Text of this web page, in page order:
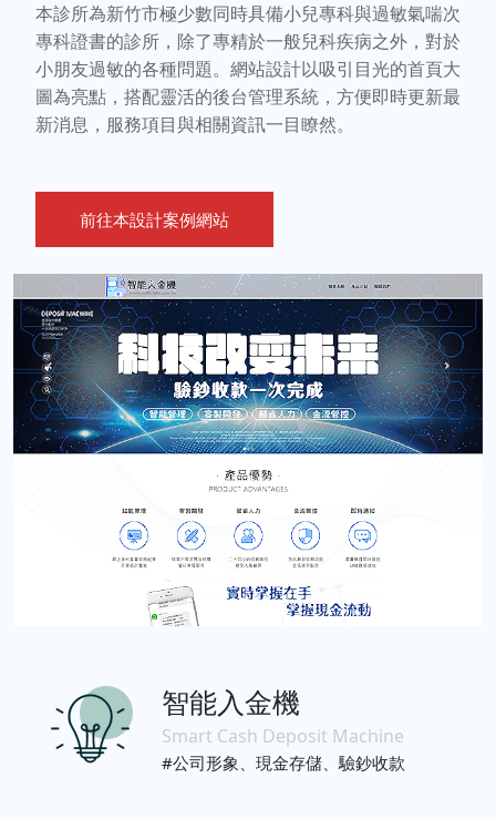
本診所為新竹市極少數同時具備小兒專科與過敏氣喘次
專科證書的診所，除了專精於一般兒科疾病之外，對於
小朋友過敏的各種問題。網站設計以吸引目光的首頁大
圖為亮點，搭配靈活的後台管理系統，方便即時更新最
新消息，服務項目與相關資訊一目瞭然。
前往本設計案例網站
智能入金機
Smart Cash Deposit Machine
#公司形象、現金存儲、驗鈔收款